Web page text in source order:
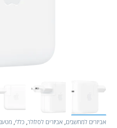
אביזרים למחשבים, אביזרים לסלולר, כללי,